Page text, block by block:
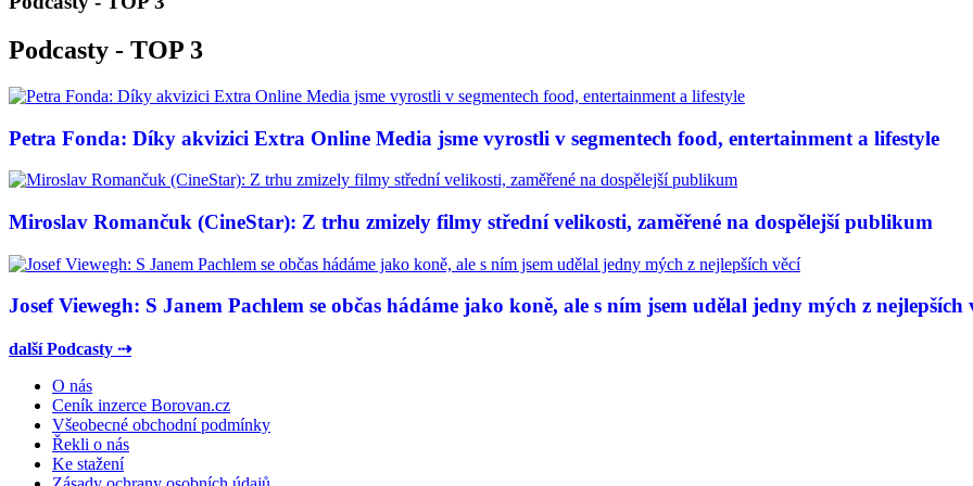
Podcasty - TOP 3
Petra Fonda: Díky akvizici Extra Online Media jsme vyrostli v segmentech food, entertainment a lifestyle
Miroslav Romančuk (CineStar): Z trhu zmizely filmy střední velikosti, zaměřené na dospělejší publikum
Josef Viewegh: S Janem Pachlem se občas hádáme jako koně, ale s ním jsem udělal jedny mých z nejlepších
další Podcasty ⇢
O nás
Ceník inzerce Borovan.cz
Všeobecné obchodní podmínky
Řekli o nás
Ke stažení